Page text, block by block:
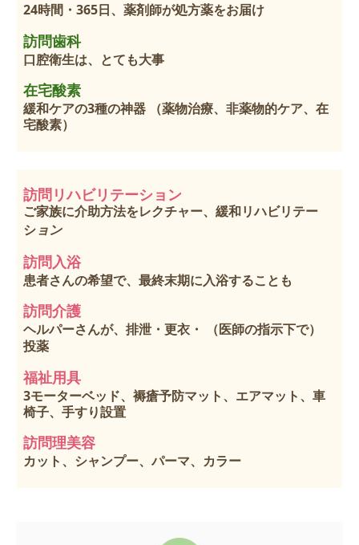
24時間・365日、薬剤師が処方薬をお届け
訪問歯科
口腔衛生は、とても大事
在宅酸素
緩和ケアの3種の神器 （薬物治療、非薬物的ケア、在
宅酸素）
訪問リハビリテーション
ご家族に介助方法をレクチャー、緩和リハビリテー
ション
訪問入浴
患者さんの希望で、最終末期に入浴することも
訪問介護
ヘルパーさんが、排泄・更衣・ （医師の指示下で）
投薬
福祉用具
3モーターベッド、褥瘡予防マット、エアマット、車
椅子、手すり設置
訪問理美容
カット、シャンプー、パーマ、カラー